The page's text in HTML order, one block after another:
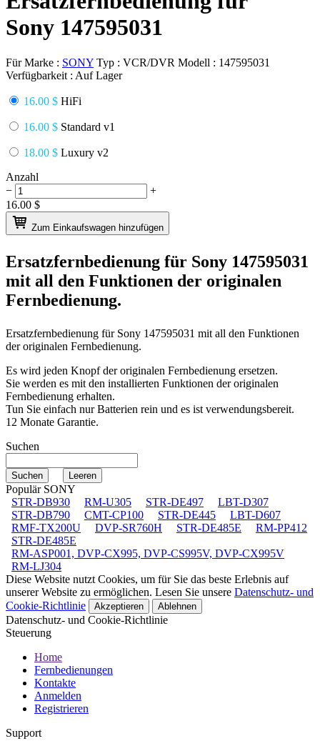
Sony 147595031
Für Marke : SONY Typ : VCR/DVR Modell : 147595031
Verfügbarkeit : Auf Lager
16.00 $ HiFi
16.00 $ Standard v1
18.00 $ Luxury v2
Anzahl
−
+
16.00 $
Zum Einkaufswagen hinzufügen
Ersatzfernbedienung für Sony 147595031
mit all den Funktionen der originalen
Fernbedienung.
Ersatzfernbedienung fürSony 147595031 mit all den Funktionen
der originalen Fernbedienung.
Es wird jeden Knopf der originalen Fernbedienung ersetzen.
Sie werden es mit den installierten Funktionen der originalen
Fernbedienung erhalten.
Tun Sie einfach nur Batterien rein und es ist verwendungsbereit.
12 Monate Garantie.
Suchen
Populär SONY
STR-DB930
RM-U305 STR-DE497
LBT-D307
STR-DB790
CMT-CP100 STR-DE445
LBT-D607
RMF-TX200U
DVP-SR760H STR-DE485E
RM-PP412
STR-DE485E
RM-ASP001, DVP-CX995, DVP-CS995V, DVP-CX995V
RM-LJ304
Diese Website nutzt Cookies, um für Sie das beste Erlebnis auf
unserer Website zu ermöglichen. Lesen Sie unsere Datenschutz- und
Cookie-Richtlinie
Akzeptieren Ablehnen
Datenschutz- und Cookie-Richtlinie
Steuerung
Home
Fernbedienungen
Kontakte
Anmelden
Registrieren
Support